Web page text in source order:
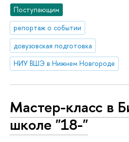
Поступающим
репортаж о событии
довузовская подготовка
НИУ ВШЭ в Нижнем Новгороде
Мастер-класс в
школе "18-"